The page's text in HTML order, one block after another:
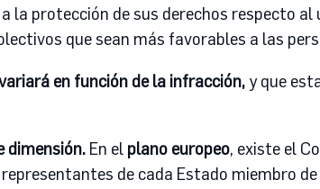
protección de sus derechos respecto
que sean más favorables a las
en función de la infracción, y que
dimensión. En el plano europeo, existe el
de cada Estado miembro de